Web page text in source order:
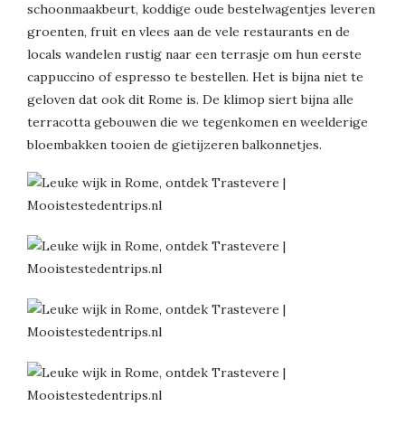
schoonmaakbeurt, koddige oude bestelwagentjes leveren
groenten, fruit en vlees aan de vele restaurants en de
locals wandelen rustig naar een terrasje om hun eerste
cappuccino of espresso te bestellen. Het is bijna niet te
geloven dat ook dit Rome is. De klimop siert bijna alle
terracotta gebouwen die we tegenkomen en weelderige
bloembakken tooien de gietijzeren balkonnetjes.